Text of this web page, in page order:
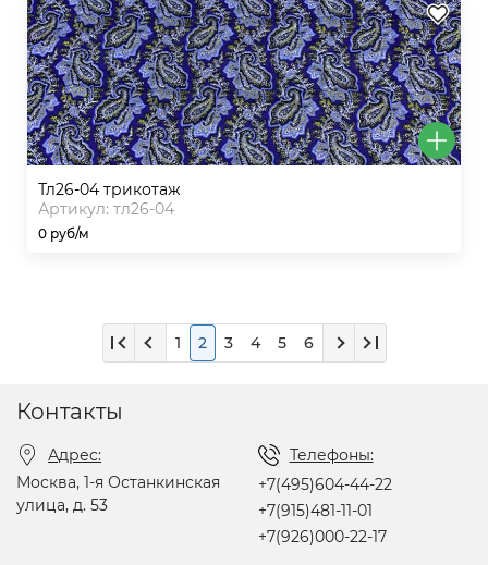
тл26-04 трикотаж
Артикул: тл26-04
0 руб/м
1 2 3 4 5 6
Контакты
Адрес:
Москва, 1-я Останкинская
улица, д. 53
Телефоны:
+7(495)604-44-22
+7(915)481-11-01
+7(926)000-22-17